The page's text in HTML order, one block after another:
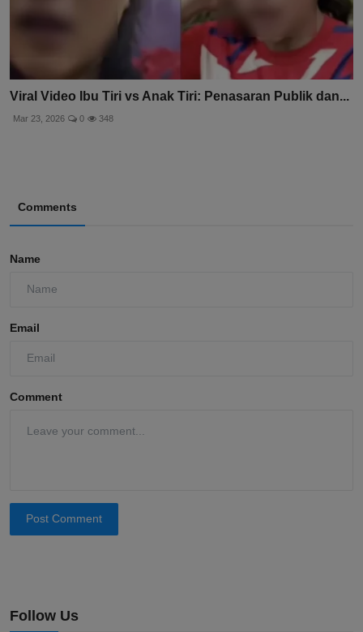
Viral Video Ibu Tiri vs Anak Tiri: Penasaran Publik dan...
Mar 23, 2026 0 348
Comments
Name
Email
Comment
Post Comment
Follow Us